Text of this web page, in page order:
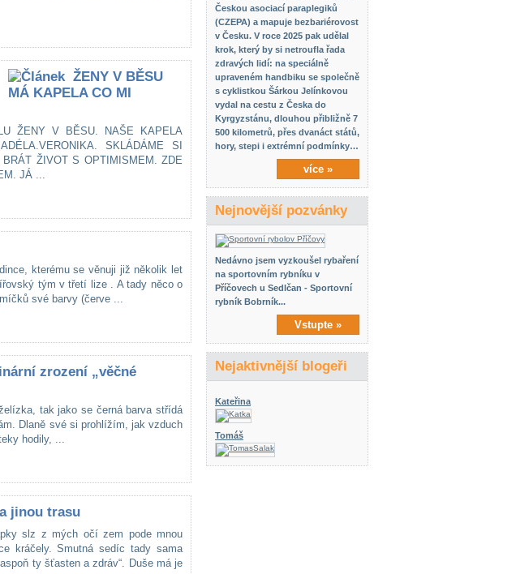
ŽENY V BĚSU
MÁ KAPELA CO MI
ŽENY V BĚSU. NAŠE KAPELA
SKLÁDÁME SI
ŽIVOT S OPTIMISMEM. ZDE
JÁ ...
kterému se věnuji již několik let
tým v třetí lize . A tady něco o
své barvy (červe ...
zrození „věčné
tak jako se černá barva střídá
Dlaně své si prohlížím, jak vzduch
hodily, ...
jinou trasu
slz z mých očí zem pode mnou
kráčely. Smutná sedíc tady sama
ty šťasten a zdráv“. Duše má je
Českou asociací paraplegiků
(CZEPA) a mapuje bezbariérovost
v Česku. V roce 2025 pak udělal
krok, který by si netroufla řada
zdravých lidí: na speciálně
upraveném handbiku se společně
s cyklistkou Šárkou Jelínkovou
vydal na cestu z Česka do
Kyrgyzstánu, dlouhou přibližně 7
500 kilometrů, přes dvanáct států,
hory, stepi i extrémní podmínky…
více »
Nejnovější pozvánky
Nedávno jsem vyzkoušel rybaření
na sportovním rybníku v
Příčovech u Sedlčan - Sportovní
rybník Bobrník...
Vstupte »
Nejaktivnější blogeři
Kateřina
Tomáš